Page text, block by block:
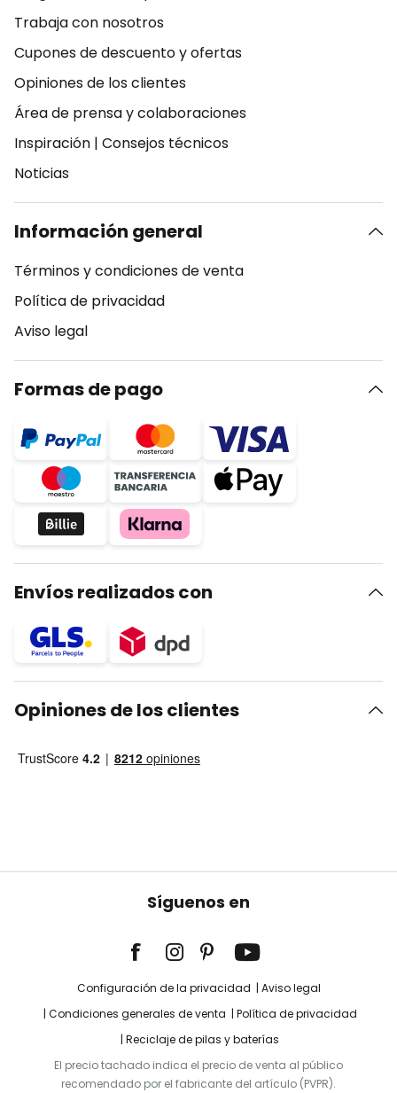
Trabaja con nosotros
Cupones de descuento y ofertas
Opiniones de los clientes
Área de prensa y colaboraciones
Inspiración | Consejos técnicos
Noticias
Información general
Términos y condiciones de venta
Política de privacidad
Aviso legal
Formas de pago
Envíos realizados con
Opiniones de los clientes
Síguenos en
Configuración de la privacidad
Aviso legal
Condiciones generales de venta
Política de privacidad
Reciclaje de pilas y baterías
El precio tachado indica el precio de venta al público
recomendado por el fabricante del artículo (PVPR).